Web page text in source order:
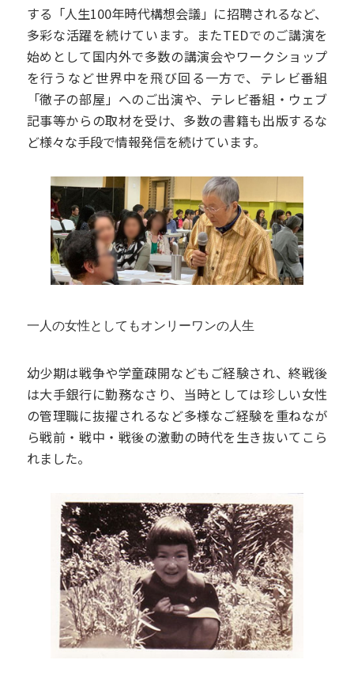
する「人生100年時代構想会議」に招聘されるなど、
多彩な活躍を続けています。またTEDでのご講演を
始めとして国内外で多数の講演会やワークショップ
を行うなど世界中を飛び回る一方で、テレビ番組
「徹子の部屋」へのご出演や、テレビ番組・ウェブ
記事等からの取材を受け、多数の書籍も出版するな
ど様々な手段で情報発信を続けています。
一人の女性としてもオンリーワンの人生
幼少期は戦争や学童疎開などもご経験され、終戦後
は大手銀行に勤務なさり、当時としては珍しい女性
の管理職に抜擢されるなど多様なご経験を重ねなが
ら戦前・戦中・戦後の激動の時代を生き抜いてこら
れました。